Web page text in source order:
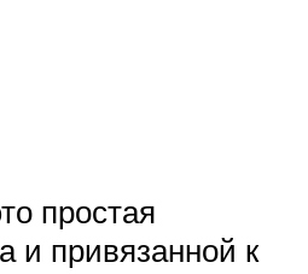
простая
и привязанной к